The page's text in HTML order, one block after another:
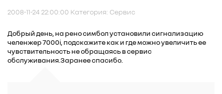
2008-11-24 22:00:00 Категория: Сервис
Добрый день, на рено симбол установили сигнализацию
челенжер 7000i, подскажите как и где можно увеличить ее
чувствительность не обращаясь в сервис
обслуживания.Заранее спасибо.